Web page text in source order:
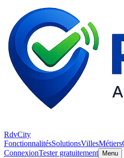
RdvCity
FonctionnalitésSolutionsVillesMétiers
ConnexionTester gratuitement Menu